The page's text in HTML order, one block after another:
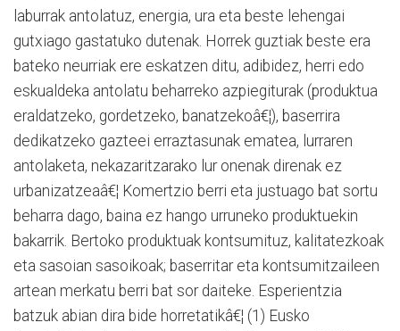
laburrak antolatuz, energia, ura eta beste lehengai
gutxiago gastatuko dutenak. Horrek guztiak beste era
bateko neurriak ere eskatzen ditu, adibidez, herri edo
eskualdeka antolatu beharreko azpiegiturak (produktua
eraldatzeko, gordetzeko, banatzekoâ€¦), baserrira
dedikatzeko gazteei erraztasunak ematea, lurraren
antolaketa, nekazaritzarako lur onenak direnak ez
urbanizatzeaâ€¦ Komertzio berri eta justuago bat sortu
beharra dago, baina ez hango urruneko produktuekin
bakarrik. Bertoko produktuak kontsumituz, kalitatezkoak
eta sasoian sasoikoak; baserritar eta kontsumitzaileen
artean merkatu berri bat sor daiteke. Esperientzia
batzuk abian dira bide horretatikâ€¦ (1) Eusko